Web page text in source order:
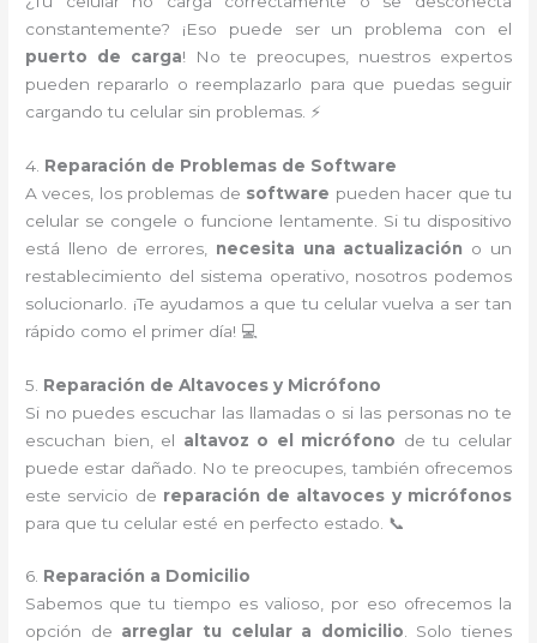
constantemente? ¡Eso puede ser un problema con el
puerto de carga! No te preocupes, nuestros expertos
pueden repararlo o reemplazarlo para que puedas seguir
cargando tu celular sin problemas. ⚡
4. Reparación de Problemas de Software
A veces, los problemas de software pueden hacer que tu
celular se congele o funcione lentamente. Si tu dispositivo
está lleno de errores, necesita una actualización o un
restablecimiento del sistema operativo, nosotros podemos
solucionarlo. ¡Te ayudamos a que tu celular vuelva a ser tan
rápido como el primer día! 💻
5. Reparación de Altavoces y Micrófono
Si no puedes escuchar las llamadas o si las personas no te
escuchan bien, el altavoz o el micrófono de tu celular
puede estar dañado. No te preocupes, también ofrecemos
este servicio de reparación de altavoces y micrófonos
para que tu celular esté en perfecto estado. 📞
6. Reparación a Domicilio
Sabemos que tu tiempo es valioso, por eso ofrecemos la
opción de arreglar tu celular a domicilio. Solo tienes